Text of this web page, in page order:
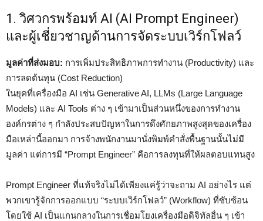
1. วิศวกรพร้อมท์ AI (AI Prompt Engineer)
และผู้เชี่ยวชาญด้านการจัดระบบเวิร์กโฟลว์
มูลค่าที่ส่งมอบ: การเพิ่มประสิทธิภาพการทำงาน (Productivity) และ
การลดต้นทุน (Cost Reduction)
ในยุคที่เครื่องมือ AI เช่น Generative AI, LLMs (Large Language
Models) และ AI Tools ต่าง ๆ เข้ามาเป็นส่วนหนึ่งของการทำงาน
องค์กรต่าง ๆ กำลังประสบปัญหาในการดึงศักยภาพสูงสุดของเครื่อง
มือเหล่านี้ออกมา การจ้างพนักงานมานั่งพิมพ์คำสั่งพื้นฐานนั้นไม่มี
มูลค่า แต่การมี “Prompt Engineer” คือการลงทุนที่ให้ผลตอบแทนสูง
Prompt Engineer ที่แท้จริงไม่ได้เพียงแค่รู้ว่าจะถาม AI อย่างไร แต่
พวกเขารู้จักการออกแบบ “ระบบเวิร์กโฟลว์” (Workflow) ที่ซับซ้อน
โดยใช้ AI เป็นแกนกลางในการเชื่อมโยงเครื่องมือดิจิทัลอื่น ๆ เข้า